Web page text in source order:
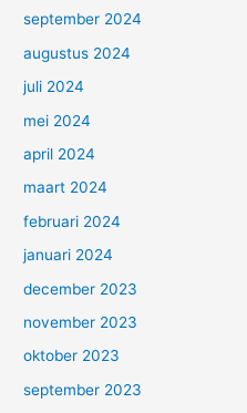
september 2024
augustus 2024
juli 2024
mei 2024
april 2024
maart 2024
februari 2024
januari 2024
december 2023
november 2023
oktober 2023
september 2023